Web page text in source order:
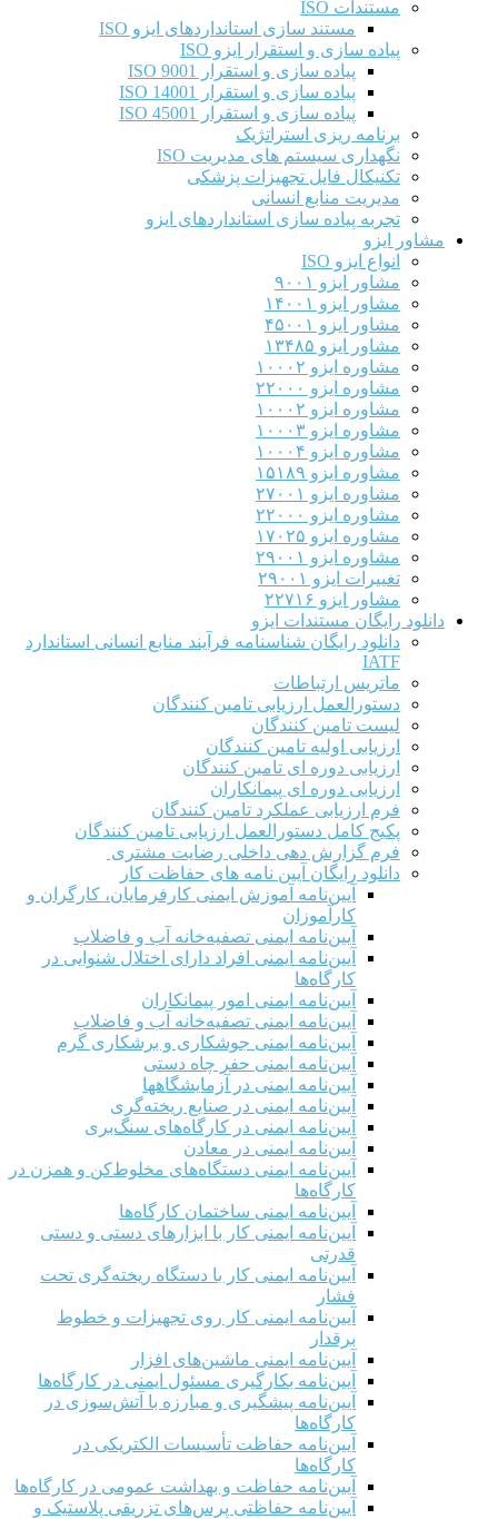
مستندات ISO
مستند سازی استانداردهای ایزو ISO
پیاده سازی و استقرار ایزو ISO
پیاده سازی و استقرار ISO 9001​
پیاده سازی و استقرار ISO 14001
پیاده سازی و استقرار ISO 45001
برنامه ریزی استراتژیک
نگهداری سیستم های مدیریت ISO
تکنیکال فایل تجهیزات پزشکی
مدیریت منابع انسانی
تجربه پیاده سازی استانداردهای ایزو
مشاور ایزو
انواع ایزو ISO
مشاور ایزو ۹۰۰۱
مشاور ایزو ۱۴۰۰۱
مشاور ایزو ۴۵۰۰۱
مشاور ایزو ۱۳۴۸۵
مشاوره ایزو ۱۰۰۰۲
مشاوره ایزو ۲۲۰۰۰
مشاوره ایزو ۱۰۰۰۲
مشاوره ایزو ۱۰۰۰۳
مشاوره ایزو ۱۰۰۰۴
مشاوره ایزو ۱۵۱۸۹
مشاوره ایزو ۲۷۰۰۱
مشاوره ایزو ۲۲۰۰۰
مشاوره ایزو ۱۷۰۲۵
مشاوره ایزو ۲۹۰۰۱
تغییرات ایزو ۲۹۰۰۱
مشاور ایزو ۲۲۷۱۶
دانلود رایگان مستندات ایزو
دانلود رایگان شناسنامه فرآیند منابع انسانی استاندارد
IATF
ماتریس ارتباطات
دستورالعمل ارزیابی تامین کنندگان
لیست تامین کنندگان
ارزیابی اولیه تامین کنندگان
ارزیابی دوره ای تامین کنندگان
ارزیابی دوره ای پیمانکاران
فرم ارزيابی عملکرد تامین کنندگان
پکیج کامل دستورالعمل ارزیابی تامین کنندگان
فرم گزارش دهی داخلی رضایت مشتری
دانلود رایگان آیین نامه های حفاظت کار
آیین‌نامه آموزش ایمنی کارفرمایان، کارگران و
کارآموزان
آیین‌نامه ایمنی تصفیه‌خانه آب و فاضلاب
آیین‌نامه ایمنی افراد دارای اختلال شنوایی در
کارگاه‌ها
آیین‌نامه ایمنی امور پیمانکاران
آیین‌نامه ایمنی تصفیه‌خانه آب و فاضلاب
آیین‌نامه ایمنی جوشکاری و برشکاری گرم
آیین‌نامه ایمنی حفر چاه دستی
آیین‌نامه ایمنی در آزمایشگاهها
آیین‌نامه ایمنی در صنایع ریخته‌گری
آیین‌نامه ایمنی در کارگاه‌های سنگ‌بری
آیین‌نامه ایمنی در معادن
آیین‌نامه ایمنی دستگاه‌های مخلوط‌کن و همزن در
کارگاه‌ها
آیین‌نامه ایمنی ساختمان کارگاه‌ها
آیین‌نامه ایمنی کار با ابزارهای دستی و دستی
قدرتی
آیین‌نامه ایمنی کار با دستگاه ریخته‌گری تحت
فشار
آیین‌نامه ایمنی کار روی تجهیزات و خطوط
برقدار
آیین‌نامه ایمنی ماشین‌های افزار
آیین‌نامه بکارگیری مسئول ایمنی در کارگاه‌ها
آیین‌نامه پیشگیری و مبارزه با آتش‌سوزی در
کارگاه‌ها
آیین‌نامه حفاظت تأسیسات الکتریکی در
کارگاه‌ها
آیین‌نامه حفاظت و بهداشت عمومی در کارگاه‌ها
آیین‌نامه حفاظتی پرس‌های تزریقی پلاستیک و